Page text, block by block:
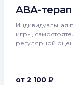
ABA-
Индивидуальная
игры,
регулярной
от 2 100 ₽